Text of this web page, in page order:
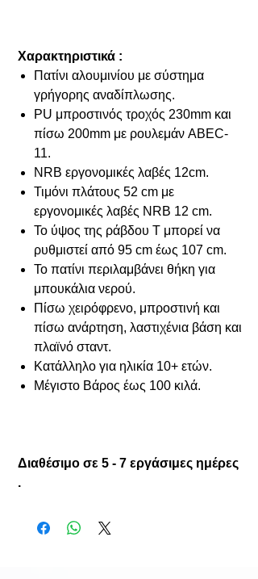
Χαρακτηριστικά :
Πατίνι αλουμινίου με σύστημα
γρήγορης αναδίπλωσης.
PU μπροστινός τροχός 230mm και
πίσω 200mm με ρουλεμάν ABEC-
11.
NRB εργονομικές λαβές 12cm.
Τιμόνι πλάτους 52 cm με
εργονομικές λαβές NRB 12 cm.
Το ύψος της ράβδου T μπορεί να
ρυθμιστεί από 95 cm έως 107 cm.
Το πατίνι περιλαμβάνει θήκη για
μπουκάλια νερού.
Πίσω χειρόφρενο, μπροστινή και
πίσω ανάρτηση, λαστιχένια βάση και
πλαϊνό σταντ.
Κατάλληλο για ηλικία 10+ ετών.
Μέγιστο Βάρος έως 100 κιλά.
Διαθέσιμο σε 5 - 7 εργάσιμες ημέρες
.